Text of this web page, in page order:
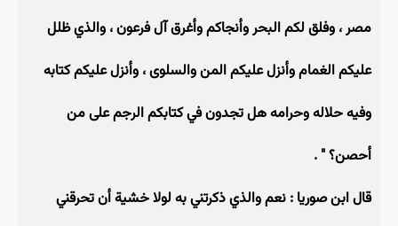
مصر ، وفلق لكم البحر وأنجاكم وأغرق آل فرعون ، والذي ظلل
عليكم الغمام وأنزل عليكم المن والسلوى ، وأنزل عليكم كتابه
وفيه حلاله وحرامه هل تجدون في كتابكم الرجم على من
أحصن؟ " .
قال ابن صوريا : نعم والذي ذكرتني به لولا خشية أن تحرقني